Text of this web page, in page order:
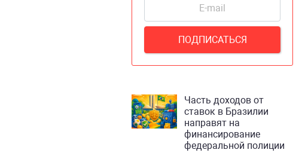
Часть доходов от
ставок в Бразилии
направят на
финансирование
федеральной полиции